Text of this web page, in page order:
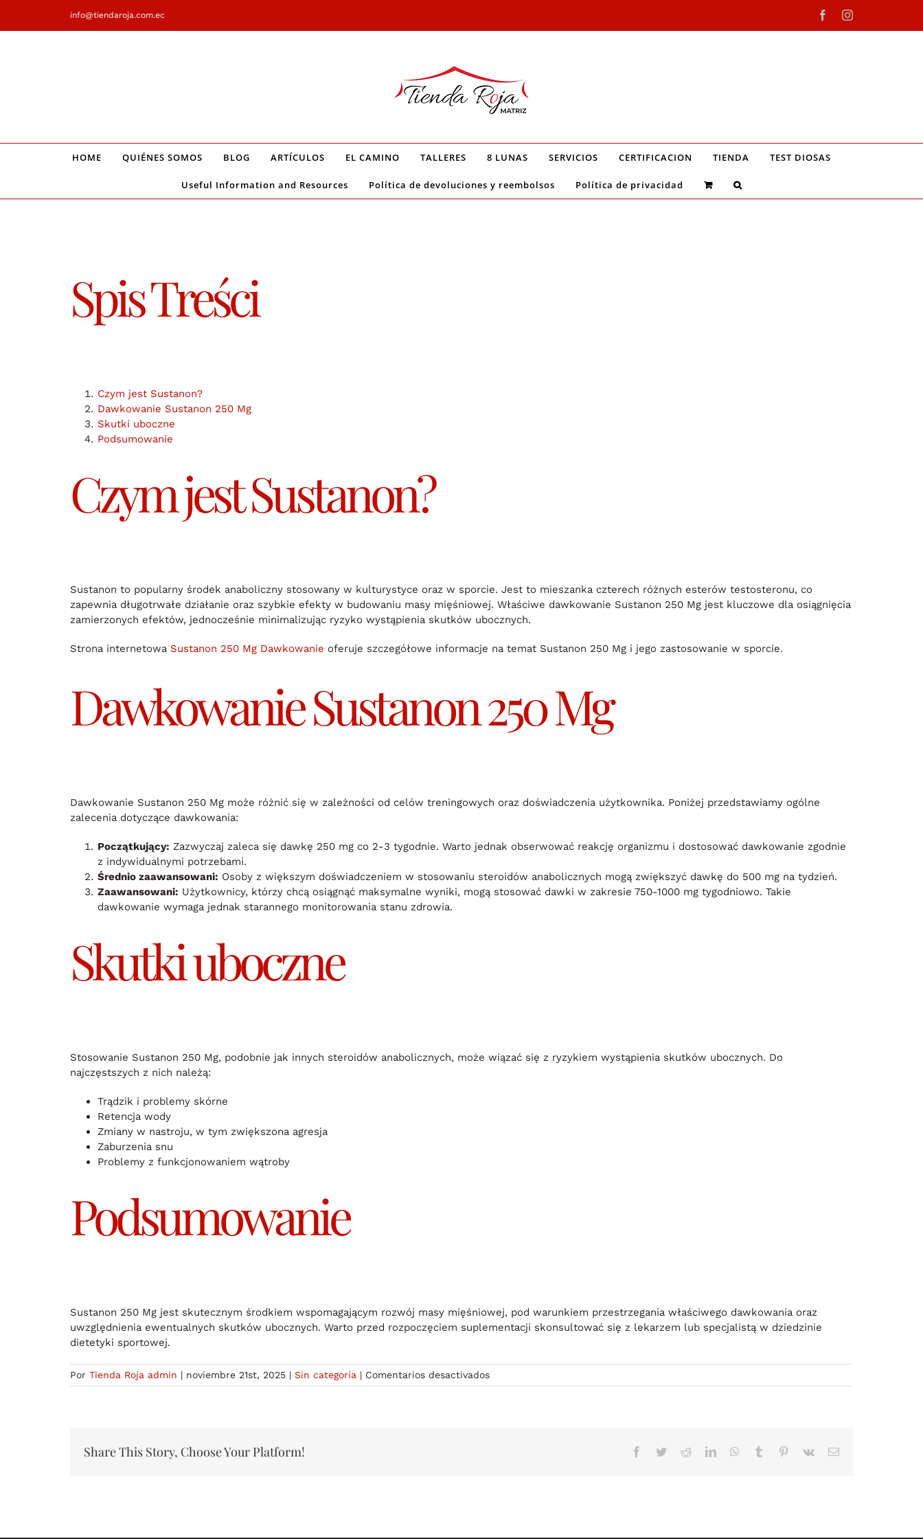
info@tiendaroja.com.ec FacebookInstagram
HOME QUIÉNES SOMOS BLOG ARTÍCULOS EL CAMINO TALLERES 8 LUNAS SERVICIOS CERTIFICACION TIENDA TEST DIOSAS
Useful Information and Resources Política de devoluciones y reembolsos Política de privacidad
Spis Treści
Czym jest Sustanon?
Dawkowanie Sustanon 250 Mg
Skutki uboczne
Podsumowanie
Czym jest Sustanon?
Sustanon to popularny środek anaboliczny stosowany w kulturystyce oraz w sporcie. Jest to mieszanka czterech różnych esterów testosteronu, co
zapewnia długotrwałe działanie oraz szybkie efekty w budowaniu masy mięśniowej. Właściwe dawkowanie Sustanon 250 Mg jest kluczowe dla osiągnięcia
zamierzonych efektów, jednocześnie minimalizując ryzyko wystąpienia skutków ubocznych.
Strona internetowa Sustanon 250 Mg Dawkowanie oferuje szczegółowe informacje na temat Sustanon 250 Mg i jego zastosowanie w sporcie.
Dawkowanie Sustanon 250 Mg
Dawkowanie Sustanon 250 Mg może różnić się w zależności od celów treningowych oraz doświadczenia użytkownika. Poniżej przedstawiamy ogólne
zalecenia dotyczące dawkowania:
Początkujący: Zazwyczaj zaleca się dawkę 250 mg co 2-3 tygodnie. Warto jednak obserwować reakcję organizmu i dostosować dawkowanie zgodnie
z indywidualnymi potrzebami.
Średnio zaawansowani: Osoby z większym doświadczeniem w stosowaniu steroidów anabolicznych mogą zwiększyć dawkę do 500 mg na tydzień.
Zaawansowani: Użytkownicy, którzy chcą osiągnąć maksymalne wyniki, mogą stosować dawki w zakresie 750-1000 mg tygodniowo. Takie
dawkowanie wymaga jednak starannego monitorowania stanu zdrowia.
Skutki uboczne
Stosowanie Sustanon 250 Mg, podobnie jak innych steroidów anabolicznych, może wiązać się z ryzykiem wystąpienia skutków ubocznych. Do
najczęstszych z nich należą:
Trądzik i problemy skórne
Retencja wody
Zmiany w nastroju, w tym zwiększona agresja
Zaburzenia snu
Problemy z funkcjonowaniem wątroby
Podsumowanie
Sustanon 250 Mg jest skutecznym środkiem wspomagającym rozwój masy mięśniowej, pod warunkiem przestrzegania właściwego dawkowania oraz
uwzględnienia ewentualnych skutków ubocznych. Warto przed rozpoczęciem suplementacji skonsultować się z lekarzem lub specjalistą w dziedzinie
dietetyki sportowej.
Por Tienda Roja admin | noviembre 21st, 2025 | Sin categoría | Comentarios desactivadosen
Dawkowanie
Share This Story, Choose Your Platform! Facebook
TwitterRedditLinkedInWhatsApp
Tumblr Pinterest
Vk
Correo